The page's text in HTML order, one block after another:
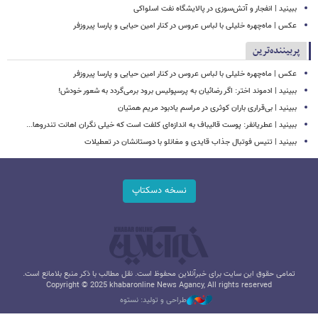
ببینید | انفجار و آتش‌سوزی در پالایشگاه نفت اسلواکی
عکس | ماه‌چهره خلیلی با لباس عروس در کنار امین حیایی و پارسا پیروزفر
پربیننده‌ترین
عکس | ماه‌چهره خلیلی با لباس عروس در کنار امین حیایی و پارسا پیروزفر
ببینید | ادموند اختر: اگر رضائیان به پرسپولیس برود برمی‌گردد به شعور خودش!
ببینید | بی‌قراری باران کوثری در مراسم یادبود مریم همتیان
ببینید | عطریانفر: پوست قالیباف به اندازه‌ای کلفت است که خیلی نگران اهانت تندروها...
ببینید | تنیس فوتبال جذاب قایدی و مغانلو با دوستانشان در تعطیلات
نسخه دسکتاپ
تمامی حقوق این سایت برای خبرآنلاین محفوظ است. نقل مطالب با ذکر منبع بلامانع است.
Copyright © 2025 khabaronline News Agancy, All rights reserved
طراحی و تولید: نستوه